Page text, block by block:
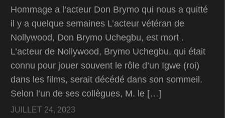
Hommage a l’acteur Don Brymo qui nous a quitté
il y a quelque semaines L’acteur vétéran de
Nollywood, Don Brymo Uchegbu, est mort .
L’acteur de Nollywood, Brymo Uchegbu, qui était
connu pour jouer souvent le rôle d’un Igwe (roi)
dans les films, serait décédé dans son sommeil.
Selon l’un de ses collègues, M. le […]
JUILLET 24, 2023